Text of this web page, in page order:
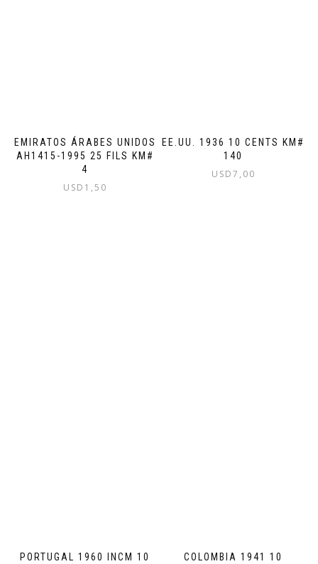
EMIRATOS ÁRABES UNIDOS
AH1415-1995 25 FILS KM#
4
USD 1,50
EE.UU. 1936 10 CENTS KM#
140
USD7,00
PORTUGAL 1960 INCM 10
COLOMBIA 1941 10